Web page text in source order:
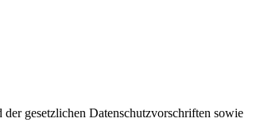
gesetzlichen Datenschutzvorschriften sowie